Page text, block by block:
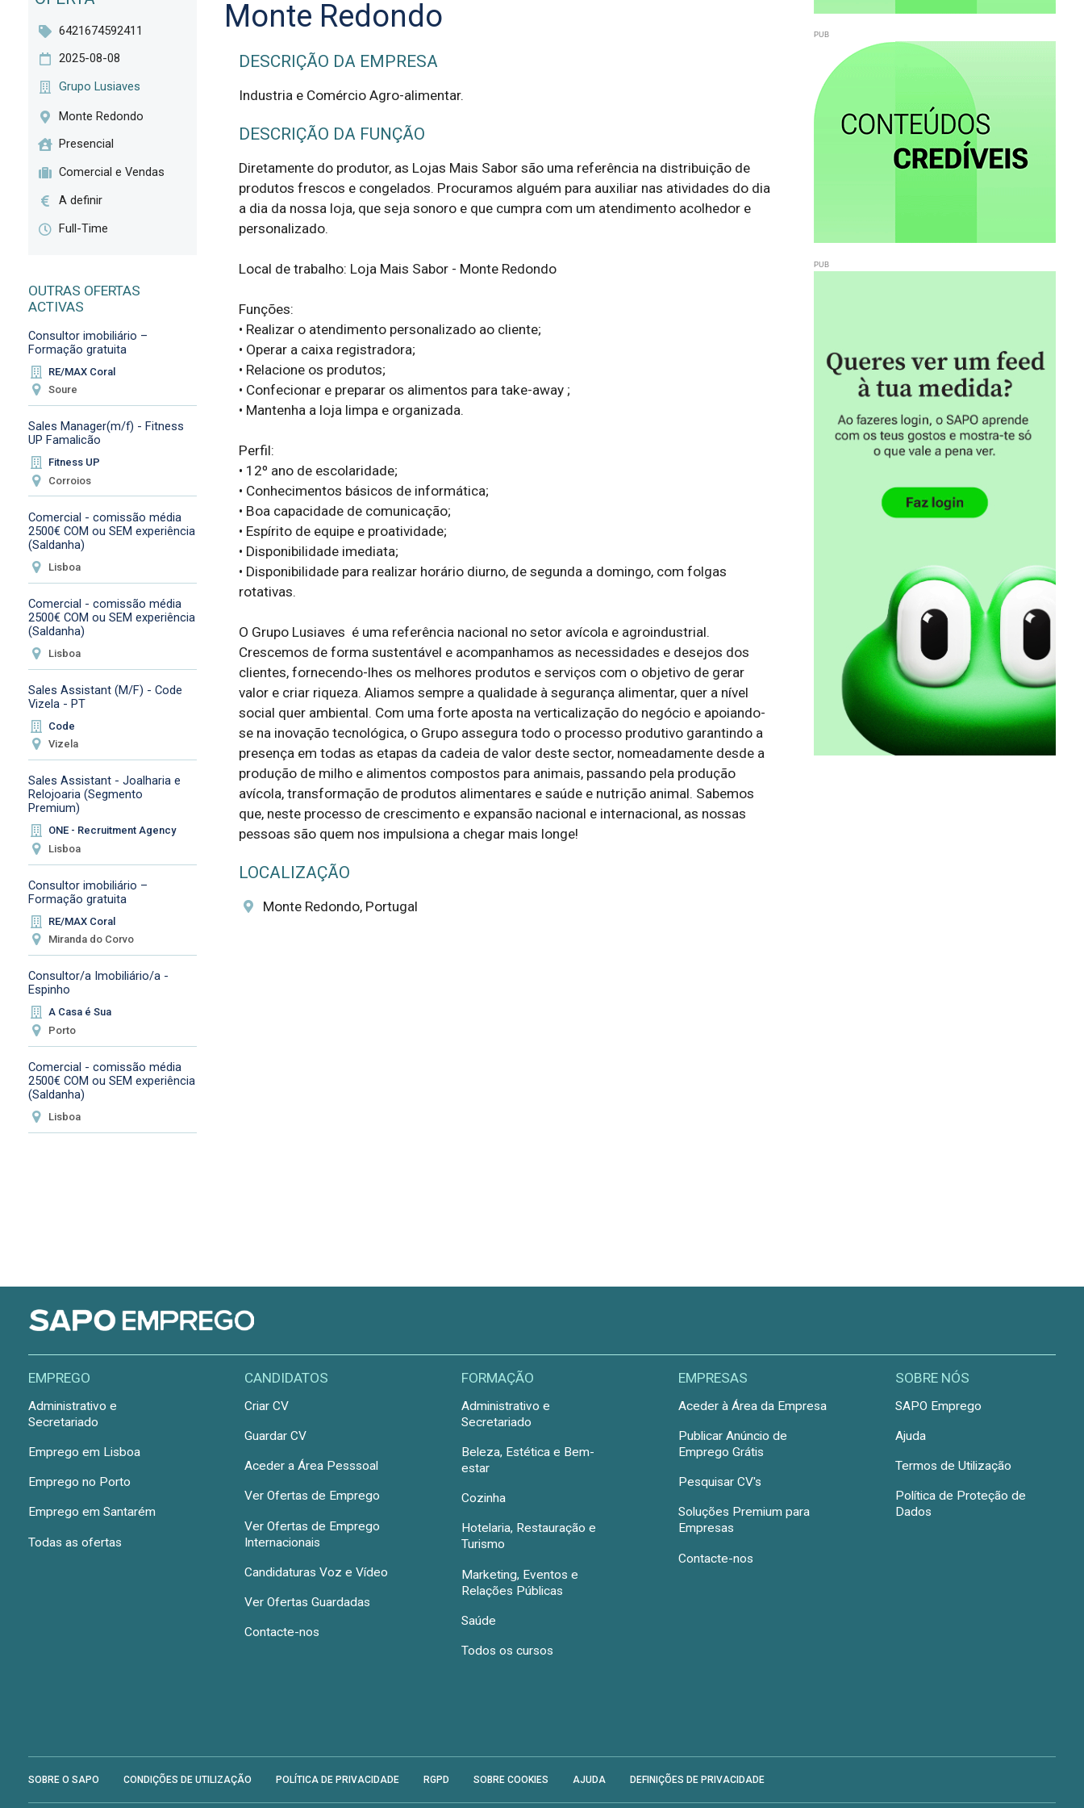
6421674592411
2025-08-08
Grupo Lusiaves
Monte Redondo
Presencial
Comercial e Vendas
A definir
Full-Time
OUTRAS OFERTAS
ACTIVAS
Consultor imobiliário –
Formação gratuita
RE/MAX Coral
Soure
Sales Manager(m/f) - Fitness
UP Famalicão
Fitness UP
Corroios
Comercial - comissão média
2500€ COM ou SEM experiência
(Saldanha)
Lisboa
Comercial - comissão média
2500€ COM ou SEM experiência
(Saldanha)
Lisboa
Sales Assistant (M/F) - Code
Vizela - PT
Code
Vizela
Sales Assistant - Joalharia e
Relojoaria (Segmento
Premium)
ONE - Recruitment Agency
Lisboa
Consultor imobiliário –
Formação gratuita
RE/MAX Coral
Miranda do Corvo
Consultor/a Imobiliário/a -
Espinho
A Casa é Sua
Porto
Comercial - comissão média
2500€ COM ou SEM experiência
(Saldanha)
Lisboa
Monte Redondo
DESCRIÇÃO DA EMPRESA
Industria e Comércio Agro-alimentar.
DESCRIÇÃO DA FUNÇÃO
Diretamente do produtor, as Lojas Mais Sabor são uma referência na distribuição de
produtos frescos e congelados. Procuramos alguém para auxiliar nas atividades do dia
a dia da nossa loja, que seja sonoro e que cumpra com um atendimento acolhedor e
personalizado.
Local de trabalho: Loja Mais Sabor - Monte Redondo
Funções:
• Realizar o atendimento personalizado ao cliente;
• Operar a caixa registradora;
• Relacione os produtos;
• Confecionar e preparar os alimentos para take-away ;
• Mantenha a loja limpa e organizada.
Perfil:
• 12º ano de escolaridade;
• Conhecimentos básicos de informática;
• Boa capacidade de comunicação;
• Espírito de equipe e proatividade;
• Disponibilidade imediata;
• Disponibilidade para realizar horário diurno, de segunda a domingo, com folgas
rotativas.
O Grupo Lusiaves  é uma referência nacional no setor avícola e agroindustrial.
Crescemos de forma sustentável e acompanhamos as necessidades e desejos dos
clientes, fornecendo-lhes os melhores produtos e serviços com o objetivo de gerar
valor e criar riqueza. Aliamos sempre a qualidade à segurança alimentar, quer a nível
social quer ambiental. Com uma forte aposta na verticalização do negócio e apoiando-
se na inovação tecnológica, o Grupo assegura todo o processo produtivo garantindo a
presença em todas as etapas da cadeia de valor deste sector, nomeadamente desde a
produção de milho e alimentos compostos para animais, passando pela produção
avícola, transformação de produtos alimentares e saúde e nutrição animal. Sabemos
que, neste processo de crescimento e expansão nacional e internacional, as nossas
pessoas são quem nos impulsiona a chegar mais longe!
LOCALIZAÇÃO
Monte Redondo, Portugal
EMPREGO
Administrativo e
Secretariado
Emprego em Lisboa
Emprego no Porto
Emprego em Santarém
Todas as ofertas
CANDIDATOS
Criar CV
Guardar CV
Aceder a Área Pesssoal
Ver Ofertas de Emprego
Ver Ofertas de Emprego
Internacionais
Candidaturas Voz e Vídeo
Ver Ofertas Guardadas
Contacte-nos
FORMAÇÃO
Administrativo e
Secretariado
Beleza, Estética e Bem-
estar
Cozinha
Hotelaria, Restauração e
Turismo
Marketing, Eventos e
Relações Públicas
Saúde
Todos os cursos
EMPRESAS
Aceder à Área da Empresa
Publicar Anúncio de
Emprego Grátis
Pesquisar CV's
Soluções Premium para
Empresas
Contacte-nos
SOBRE NÓS
SAPO Emprego
Ajuda
Termos de Utilização
Política de Proteção de
Dados
SOBRE O SAPO CONDIÇÕES DE UTILIZAÇÃO POLÍTICA DE PRIVACIDADE RGPD SOBRE COOKIES AJUDA DEFINIÇÕES DE PRIVACIDADE